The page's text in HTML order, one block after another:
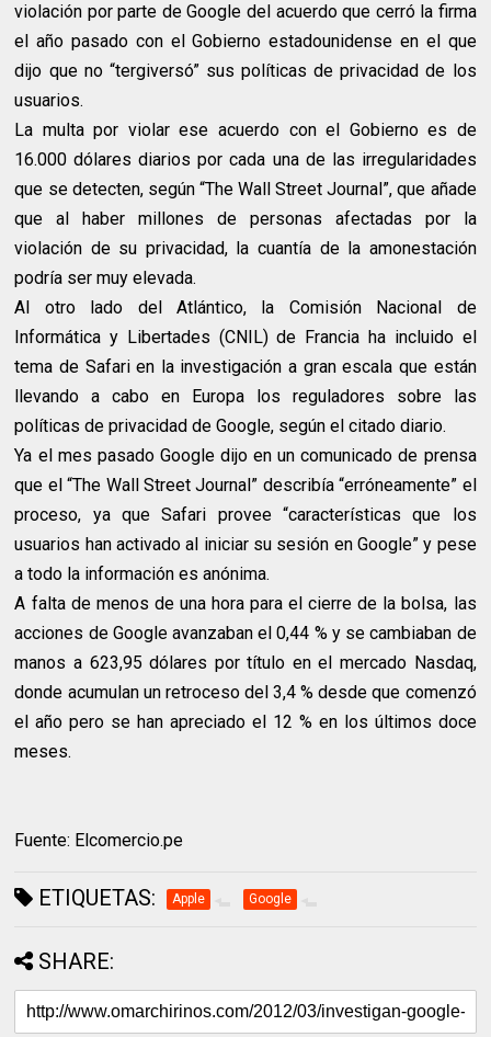
violación por parte de Google del acuerdo que cerró la firma
el año pasado con el Gobierno estadounidense en el que
dijo que no “tergiversó” sus políticas de privacidad de los
usuarios.
La multa por violar ese acuerdo con el Gobierno es de
16.000 dólares diarios por cada una de las irregularidades
que se detecten, según “The Wall Street Journal”, que añade
que al haber millones de personas afectadas por la
violación de su privacidad, la cuantía de la amonestación
podría ser muy elevada.
Al otro lado del Atlántico, la Comisión Nacional de
Informática y Libertades (CNIL) de Francia ha incluido el
tema de Safari en la investigación a gran escala que están
llevando a cabo en Europa los reguladores sobre las
políticas de privacidad de Google, según el citado diario.
Ya el mes pasado Google dijo en un comunicado de prensa
que el “The Wall Street Journal” describía “erróneamente” el
proceso, ya que Safari provee “características que los
usuarios han activado al iniciar su sesión en Google” y pese
a todo la información es anónima.
A falta de menos de una hora para el cierre de la bolsa, las
acciones de Google avanzaban el 0,44 % y se cambiaban de
manos a 623,95 dólares por título en el mercado Nasdaq,
donde acumulan un retroceso del 3,4 % desde que comenzó
el año pero se han apreciado el 12 % en los últimos doce
meses.
Fuente: Elcomercio.pe
ETIQUETAS: Apple Google
SHARE: